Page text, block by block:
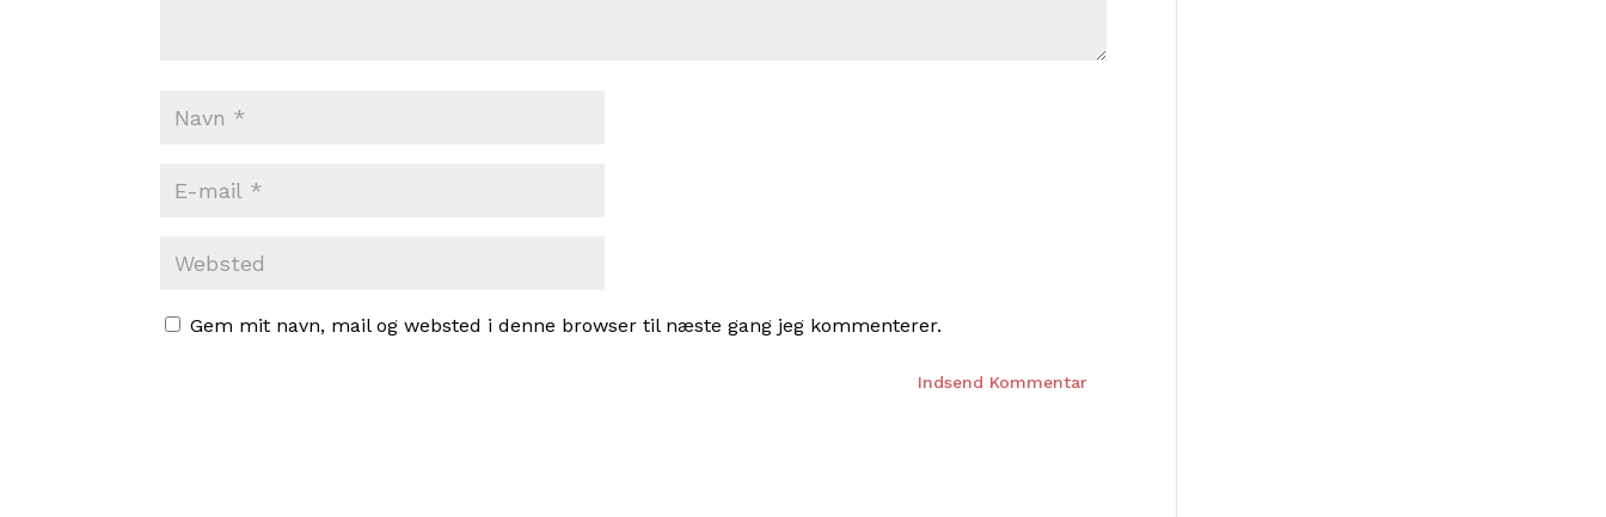
Gem mit navn, mail og websted i denne browser til næste gang jeg kommenterer.